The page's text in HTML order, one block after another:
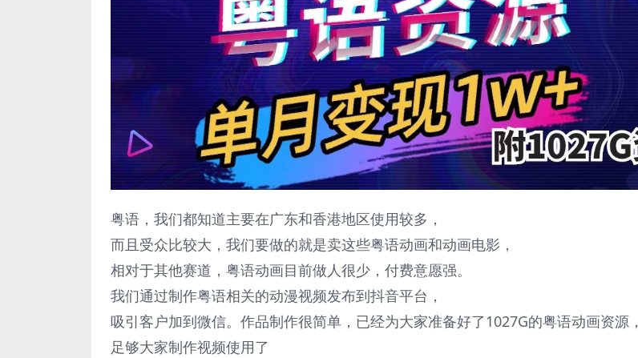
粤语，我们都知道主要在广东和香港地区使用较多，
而且受众比较大，我们要做的就是卖这些粤语动画和动画电影，
相对于其他赛道，粤语动画目前做人很少，付费意愿强。
我们通过制作粤语相关的动漫视频发布到抖音平台，
吸引客户加到微信。作品制作很简单，已经为大家准备好了1027G的粤语动画资源，
足够大家制作视频使用了